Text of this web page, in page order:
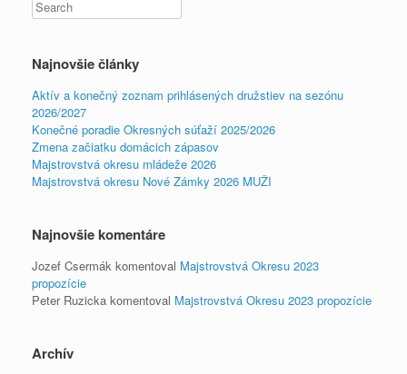
Najnovšie články
Aktív a konečný zoznam prihlásených družstiev na sezónu
2026/2027
Konečné poradie Okresných súťaží 2025/2026
Zmena začiatku domácich zápasov
Majstrovstvá okresu mládeže 2026
Majstrovstvá okresu Nové Zámky 2026 MUŽI
Najnovšie komentáre
Jozef Csermák komentoval Majstrovstvá Okresu 2023
propozície
Peter Ruzicka komentoval Majstrovstvá Okresu 2023 propozície
Archív